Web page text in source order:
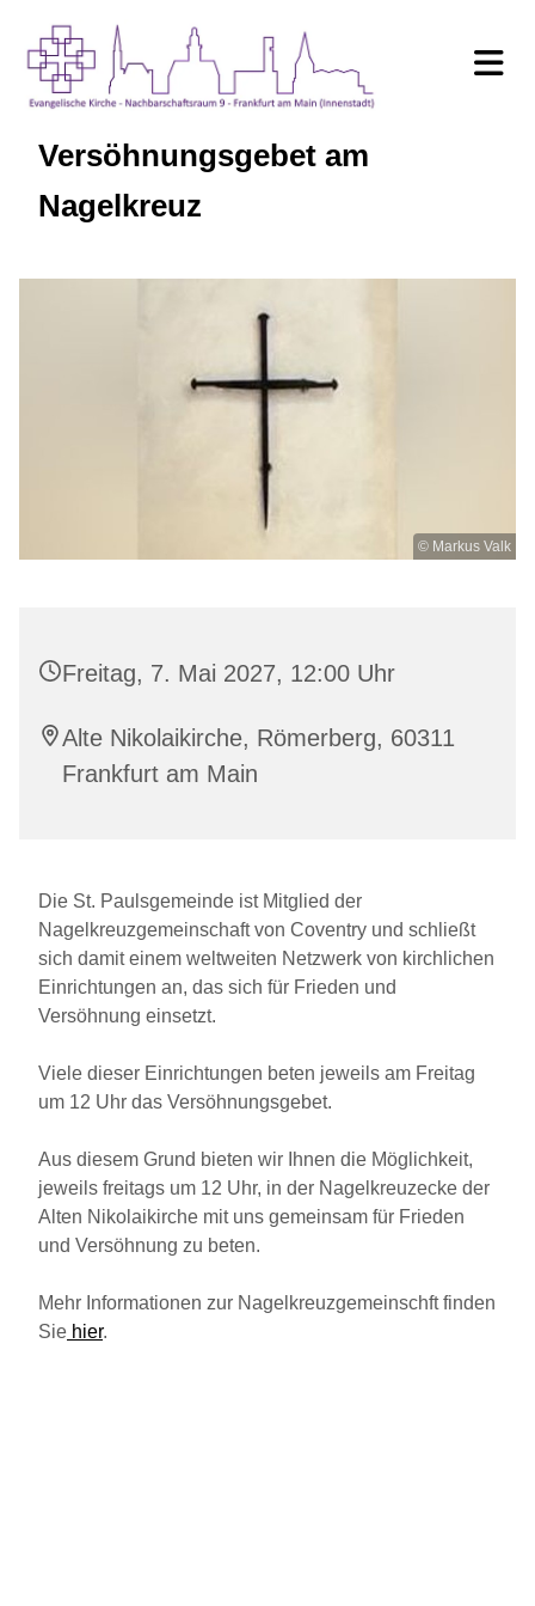
Versöhnungsgebet am
Nagelkreuz
© Markus Valk
Freitag, 7. Mai 2027, 12:00 Uhr
Alte Nikolaikirche, Römerberg, 60311
Frankfurt am Main
Die St. Paulsgemeinde ist Mitglied der
Nagelkreuzgemeinschaft von Coventry und schließt
sich damit einem weltweiten Netzwerk von kirchlichen
Einrichtungen an, das sich für Frieden und
Versöhnung einsetzt.
Viele dieser Einrichtungen beten jeweils am Freitag
um 12 Uhr das Versöhnungsgebet.
Aus diesem Grund bieten wir Ihnen die Möglichkeit,
jeweils freitags um 12 Uhr, in der Nagelkreuzecke der
Alten Nikolaikirche mit uns gemeinsam für Frieden
und Versöhnung zu beten.
Mehr Informationen zur Nagelkreuzgemeinschft finden
Sie hier.